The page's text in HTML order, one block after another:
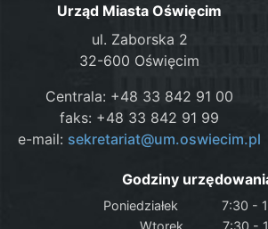
Urząd Miasta Oświęcim
ul. Zaborska 2
32-600 Oświęcim
Centrala: +48 33 842 91 00
faks: +48 33 842 91 99
e-mail: sekretariat@um.oswiecim.pl
Godziny
Poniedziałek
7:30 -
Wtorek
7:30 -